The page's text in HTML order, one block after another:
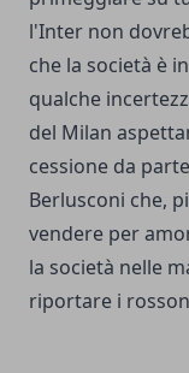
l'Inter non
che la società è
qualche
del Milan
cessione da
Berlusconi che,
vendere per
la società nelle
riportare i